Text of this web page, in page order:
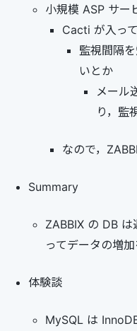
小規模 ASP サー
Cacti が入っ
監視間隔
いとか
メール
り，監
なので，
Summary
ZABBIX の DB
ってデータの増
体験談
MySQL は